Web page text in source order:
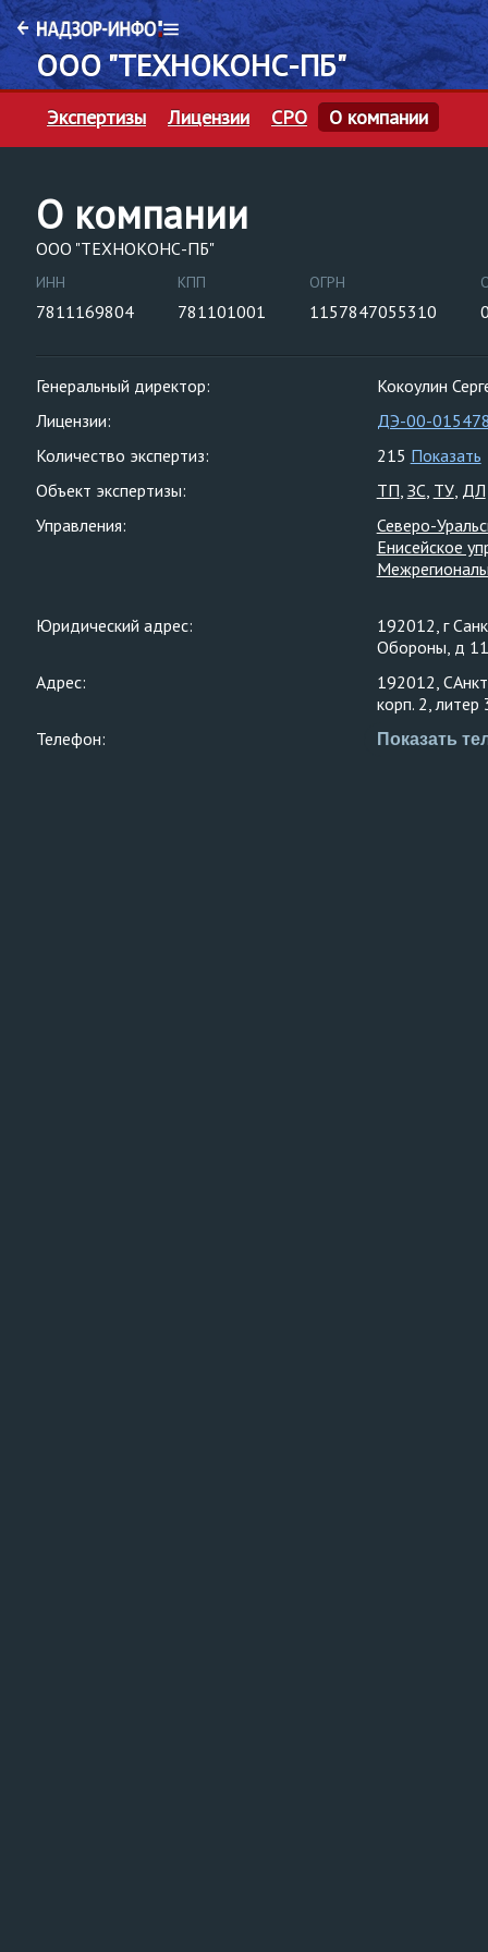
ООО "ТЕХНОКОНС-ПБ"
Экспертизы Лицензии СРО О компании
О компании
ООО "ТЕХНОКОНС-ПБ"
ИНН
7811169804
КПП
781101001
ОГРН
1157847055310
Генеральный директор:
Кокоулин
Лицензии:
ДЭ-00-
Количество экспертиз:
215 Показать
Объект экспертизы:
ТП ЗС ТУ ДЛ
Управления:
Северо-
Енисейское
Юридический адрес:
192012, г
Обороны, д
Адрес:
192012,
корп. 2, литер
Телефон:
Показать